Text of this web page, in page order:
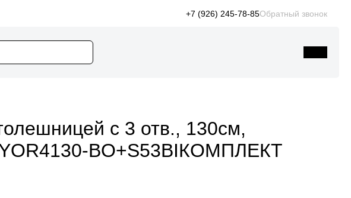
+7 (926) 245-78-85Обратный звонок
с 3 отв., 130см,
BO+S53BIКОМПЛЕКТ